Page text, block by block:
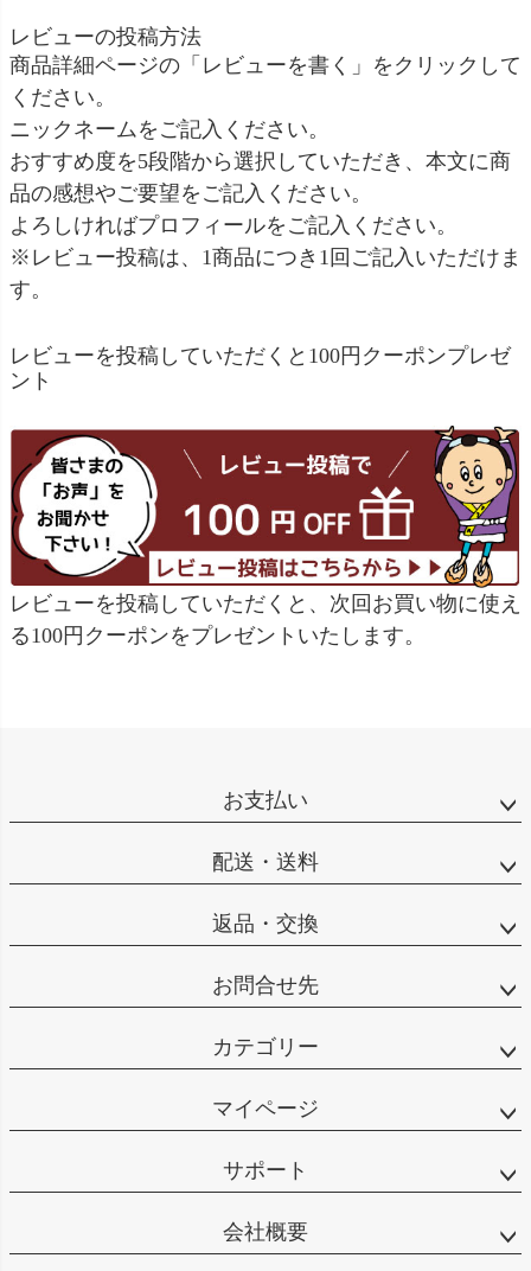
レビューの投稿方法
商品詳細ページの「レビューを書く」をクリックして
ください。
ニックネームをご記入ください。
おすすめ度を5段階から選択していただき、本文に商
品の感想やご要望をご記入ください。
よろしければプロフィールをご記入ください。
※レビュー投稿は、1商品につき1回ご記入いただけま
す。
レビューを投稿していただくと100円クーポンプレゼ
ント
レビューを投稿していただくと、次回お買い物に使え
る100円クーポンをプレゼントいたします。
お支払い
配送・送料
返品・交換
お問合せ先
カテゴリー
マイページ
サポート
会社概要